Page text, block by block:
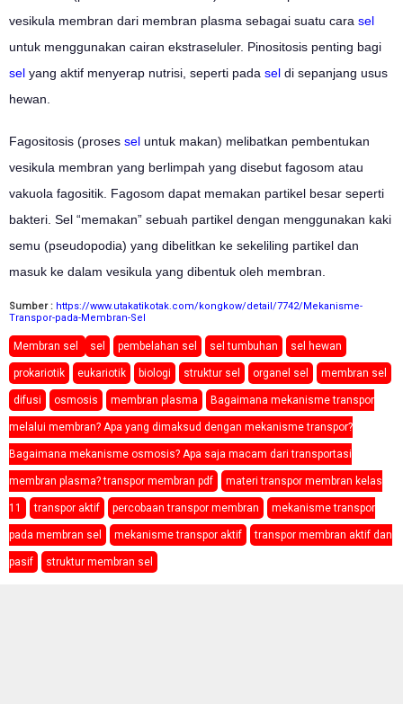
vesikula membran dari membran plasma sebagai suatu cara sel
untuk menggunakan cairan ekstraseluler. Pinositosis penting bagi
sel yang aktif menyerap nutrisi, seperti pada sel di sepanjang usus
hewan.
Fagositosis (proses sel untuk makan) melibatkan pembentukan
vesikula membran yang berlimpah yang disebut fagosom atau
vakuola fagositik. Fagosom dapat memakan partikel besar seperti
bakteri. Sel “memakan” sebuah partikel dengan menggunakan kaki
semu (pseudopodia) yang dibelitkan ke sekeliling partikel dan
masuk ke dalam vesikula yang dibentuk oleh membran.
Sumber : https://www.utakatikotak.com/kongkow/detail/7742/Mekanisme-
Transpor-pada-Membran-Sel
Membran sel sel pembelahan sel sel tumbuhan sel hewan
prokariotik eukariotik biologi struktur sel organel sel membran sel
difusi osmosis membran plasma Bagaimana mekanisme transpor
melalui membran? Apa yang dimaksud dengan mekanisme transpor?
Bagaimana mekanisme osmosis? Apa saja macam dari transportasi
membran plasma? transpor membran pdf materi transpor membran kelas
11 transpor aktif percobaan transpor membran mekanisme transpor
pada membran sel mekanisme transpor aktif transpor membran aktif dan
pasif struktur membran sel